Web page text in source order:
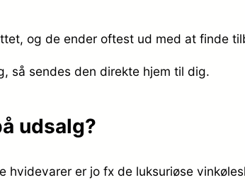
og de ender oftest ud med at finde
så sendes den direkte hjem til dig.
udsalg?
er jo fx de luksuriøse